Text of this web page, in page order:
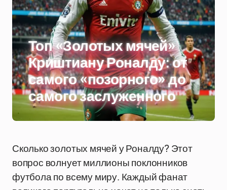
Топ «Золотых мячей»
Криштиану Роналду: от
самого «позорного» до
самого заслуженного
Сколько золотых мячей у Роналду? Этот
вопрос волнует миллионы поклонников
футбола по всему миру. Каждый фанат